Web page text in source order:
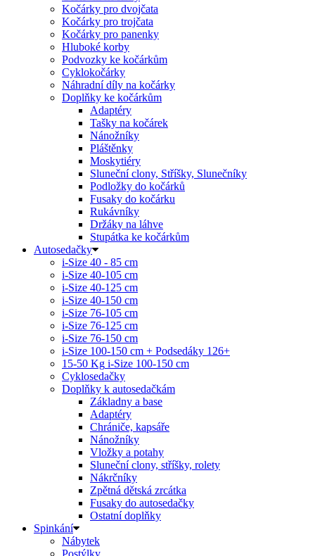
Kočárky pro dvojčata
Kočárky pro trojčata
Kočárky pro panenky
Hluboké korby
Podvozky ke kočárkům
Cyklokočárky
Náhradní díly na kočárky
Doplňky ke kočárkům
Adaptéry
Tašky na kočárek
Nánožníky
Pláštěnky
Moskytiéry
Sluneční clony, Stříšky, Slunečníky
Podložky do kočárků
Fusaky do kočárku
Rukávníky
Držáky na láhve
Stupátka ke kočárkům
Autosedačky
i-Size 40 - 85 cm
i-Size 40-105 cm
i-Size 40-125 cm
i-Size 40-150 cm
i-Size 76-105 cm
i-Size 76-125 cm
i-Size 76-150 cm
i-Size 100-150 cm + Podsedáky 126+
15-50 Kg i-Size 100-150 cm
Cyklosedačky
Doplňky k autosedačkám
Základny a base
Adaptéry
Chrániče, kapsáře
Nánožníky
Vložky a potahy
Sluneční clony, stříšky, rolety
Nákrčníky
Zpětná dětská zrcátka
Fusaky do autosedačky
Ostatní doplňky
Spinkání
Nábytek
Postýlky